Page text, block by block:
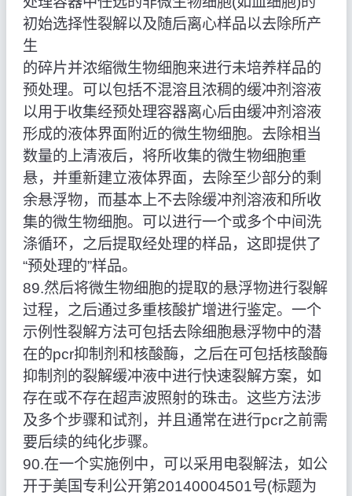
初始选择性裂解以及随后离心样品以去除所产
生
的碎片并浓缩微生物细胞来进行未培养样品的
预处理。可以包括不混溶且浓稠的缓冲剂溶液
以用于收集经预处理容器离心后由缓冲剂溶液
形成的液体界面附近的微生物细胞。去除相当
数量的上清液后，将所收集的微生物细胞重
悬，并重新建立液体界面，去除至少部分的剩
余悬浮物，而基本上不去除缓冲剂溶液和所收
集的微生物细胞。可以进行一个或多个中间洗
涤循环，之后提取经处理的样品，这即提供了
“预处理的”样品。
89.然后将微生物细胞的提取的悬浮物进行裂解
过程，之后通过多重核酸扩增进行鉴定。一个
示例性裂解方法可包括去除细胞悬浮物中的潜
在的pcr抑制剂和核酸酶，之后在可包括核酸酶
抑制剂的裂解缓冲液中进行快速裂解方案，如
存在或不存在超声波照射的珠击。这些方法涉
及多个步骤和试剂，并且通常在进行pcr之前需
要后续的纯化步骤。
90.在一个实施例中，可以采用电裂解法，如公
开于美国专利公开第20140004501号(标题为